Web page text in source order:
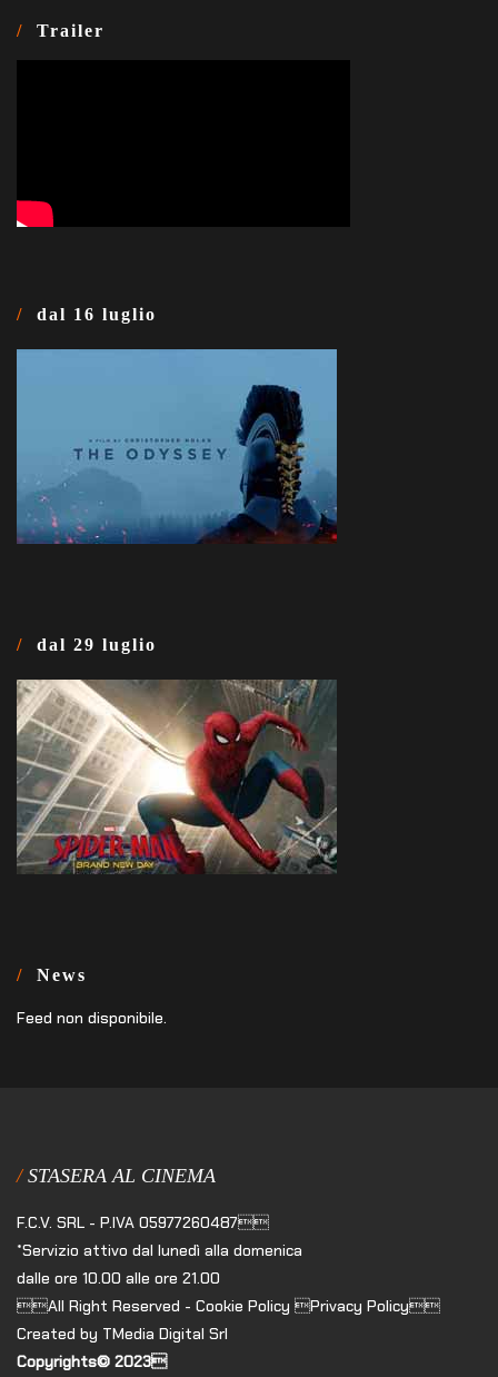
Trailer
dal 16 luglio
dal 29 luglio
News
Feed non disponibile.
STASERA AL CINEMA
F.C.V. SRL - P.IVA 05977260487
*Servizio attivo dal lunedì alla domenica
dalle ore 10.00 alle ore 21.00
All Right Reserved - Cookie Policy Privacy Policy
Created by TMedia Digital Srl
Copyrights© 2023